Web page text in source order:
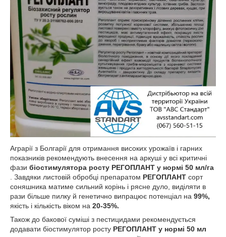
Аграрії з Болгарії для отримання високих урожаїв і гарних
показників рекомендують внесення на аркуші у всі критичні
фази біостимулятора росту РЕГОПЛАНТ у нормі 50 мл/га
. Завдяки листовій обробці препаратом РЕГОПЛАНТ сорт
соняшника матиме сильний корінь і рясне дуло, виділяти в
рази більше пилку й генетично випрацює потенціал на 99%,
якість і кількість віком на 20-35%.
Також до бакової суміші з пестицидами рекомендується
додавати біостимулятор росту РЕГОПЛАНТ у нормі 50 мл